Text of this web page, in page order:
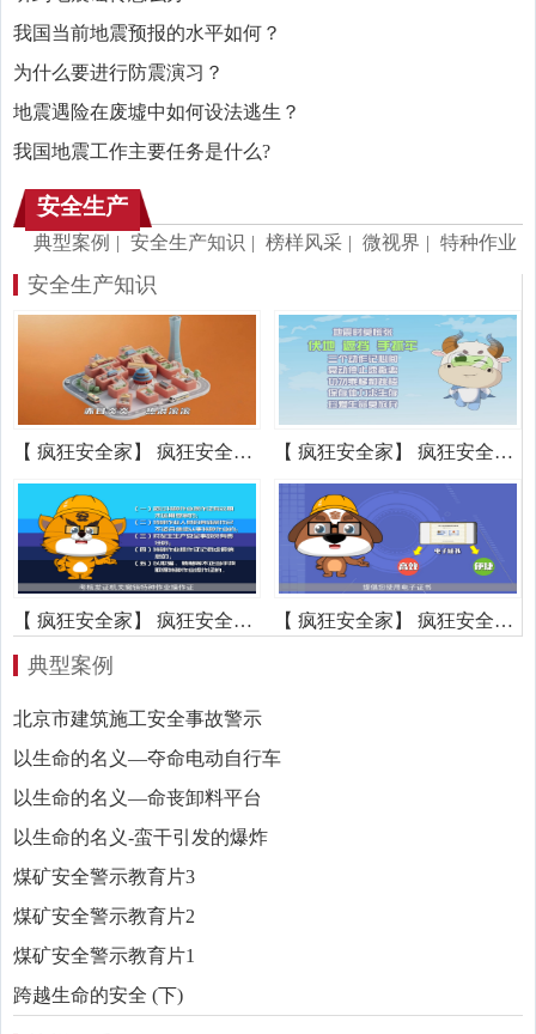
我国当前地震预报的水平如何？
为什么要进行防震演习？
地震遇险在废墟中如何设法逃生？
我国地震工作主要任务是什么?
安全生产
典型案例 | 安全生产知识 | 榜样风采 | 微视界 | 特种作业
安全生产知识
【 疯狂安全家】 疯狂安全家之高温橙色预警公众防护指引 【 疯狂安全家】 疯狂安全家之地震逃生
【 疯狂安全家】 疯狂安全家之什么情况下考核发证机关撤销特种作业操作证 【 疯狂安全家】 疯狂安全家之电子证书等同于实体证书吗
典型案例
北京市建筑施工安全事故警示
以生命的名义—夺命电动自行车
以生命的名义—命丧卸料平台
以生命的名义-蛮干引发的爆炸
煤矿安全警示教育片3
煤矿安全警示教育片2
煤矿安全警示教育片1
跨越生命的安全 (下)